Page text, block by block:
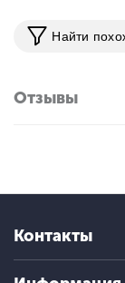
Найти
Отзывы
Контакты